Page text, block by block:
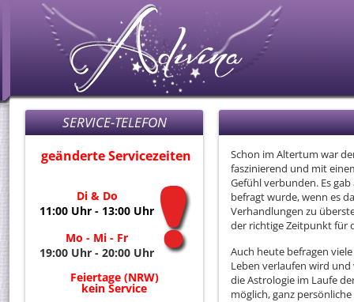
SERVICE-TELEFON
geänderte Servicezeiten
Di & Do
11:00 Uhr - 13:00 Uhr
Mo - Mi - Fr
19:00 Uhr - 20:00 Uhr
Feiertage (NRW)
kein Service
Schon im Altertum war
faszinierend und mit
Gefühl verbunden. Es
befragt wurde, wenn es
Verhandlungen zu
der richtige Zeitpunkt für
Auch heute befragen
Leben verlaufen wird
die Astrologie im Laufe
möglich, ganz